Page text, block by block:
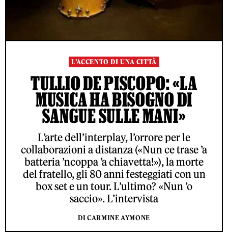
L’ACCENTO DI UNA CITTÀ
TULLIO DE PISCOPO: «LA
MUSICA HA BISOGNO DI
SANGUE SULLE MANI»
L’arte dell’interplay, l’orrore per le
collaborazioni a distanza («Nun ce trase ’a
batteria ’ncoppa ’a chiavetta!»), la morte
del fratello, gli 80 anni festeggiati con un
box set e un tour. L’ultimo? «Nun ’o
saccio». L’intervista
DI CARMINE AYMONE